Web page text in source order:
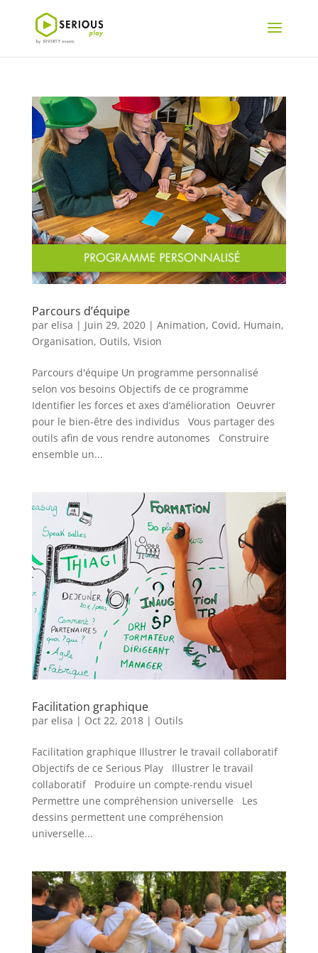
Parcours d’équipe
par elisa | Juin 29, 2020| Animation, Covid, Humain,
Organisation, Outils, Vision
Parcours d'équipe Un programme personnalisé
selon vos besoins Objectifs de ce programme
Identifier les forces et axes d’amélioration Oeuvrer
pour le bien-être des individus Vous partager des
outils afin de vous rendre autonomes Construire
ensemble un...
Facilitation graphique
par elisa | Oct 22, 2018| Outils
Facilitation graphique Illustrer le travail collaboratif
Objectifs de ce Serious Play Illustrer le travail
collaboratif Produire un compte-rendu visuel
Permettre une compréhension universelle Les
dessins permettent une compréhension
universelle...